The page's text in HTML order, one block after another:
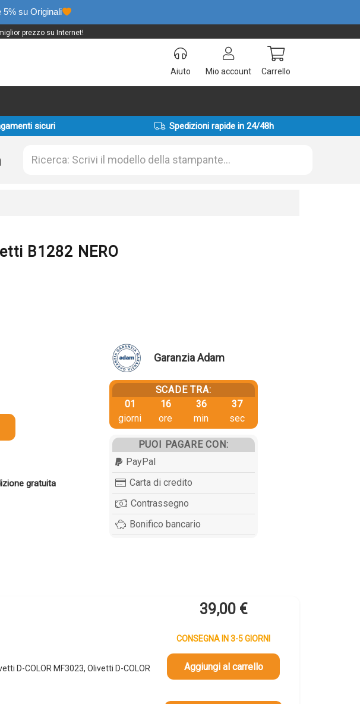
5% su Originali
prezzo su Internet!
Aiuto Mio account Carrello
sicuri Spedizioni rapide in 24/48h
B1282 NERO
gratuita
Garanzia Adam
SCADE TRA:
01
giorni
16
ore
36
min
37
sec
PUOI PAGARE CON:
PayPal
Carta di credito
Contrassegno
Bonifico bancario
D-COLOR MF3023, Olivetti D-COLOR
39,00 €
CONSEGNA IN 3-5 GIORNI
Aggiungi al carrello